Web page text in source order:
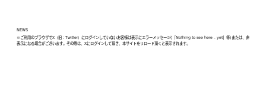
NEWS
※ご利用のブラウザでX（旧：Twitter）にログインしていないお客様は表示にエラーメッセージ(「Nothing to see here - yet」等)または、非
表示になる場合がございます。その際は、Xにログインして頂き、本サイトをリロード頂くと表示されます。